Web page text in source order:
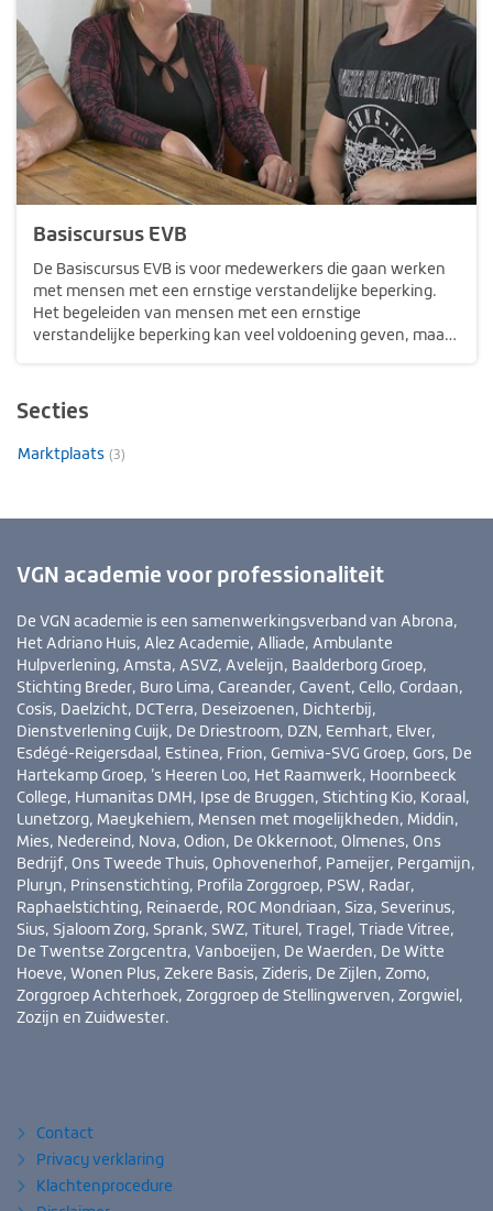
Basiscursus EVB
De Basiscursus EVB is voor medewerkers die gaan werken
met mensen met een ernstige verstandelijke beperking.
Het begeleiden van mensen met een ernstige
verstandelijke beperking kan veel voldoening geven, maar
Secties
Marktplaats (3)
VGN academie voor professionaliteit
De VGN academie is een samenwerkingsverband van Abrona,
Het Adriano Huis, Alez Academie, Alliade, Ambulante
Hulpverlening, Amsta, ASVZ, Aveleijn, Baalderborg Groep,
Stichting Breder, Buro Lima, Careander, Cavent, Cello, Cordaan,
Cosis, Daelzicht, DCTerra, Deseizoenen, Dichterbij,
Dienstverlening Cuijk, De Driestroom, DZN, Eemhart, Elver,
Esdégé-Reigersdaal, Estinea, Frion, Gemiva-SVG Groep, Gors, De
Hartekamp Groep, ’s Heeren Loo, Het Raamwerk, Hoornbeeck
College, Humanitas DMH, Ipse de Bruggen, Stichting Kio, Koraal,
Lunetzorg, Maeykehiem, Mensen met mogelijkheden, Middin,
Mies, Nedereind, Nova, Odion, De Okkernoot, Olmenes, Ons
Bedrijf, Ons Tweede Thuis, Ophovenerhof, Pameijer, Pergamijn,
Pluryn, Prinsenstichting, Profila Zorggroep, PSW, Radar,
Raphaelstichting, Reinaerde, ROC Mondriaan, Siza, Severinus,
Sius, Sjaloom Zorg, Sprank, SWZ, Titurel, Tragel, Triade Vitree,
De Twentse Zorgcentra, Vanboeijen, De Waerden, De Witte
Hoeve, Wonen Plus, Zekere Basis, Zideris, De Zijlen, Zomo,
Zorggroep Achterhoek, Zorggroep de Stellingwerven, Zorgwiel,
Zozijn en Zuidwester.
Contact
Privacy verklaring
Klachtenprocedure